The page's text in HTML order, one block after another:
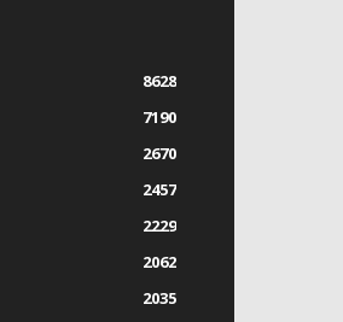
8628
7190
2670
2457
2229
2062
2035